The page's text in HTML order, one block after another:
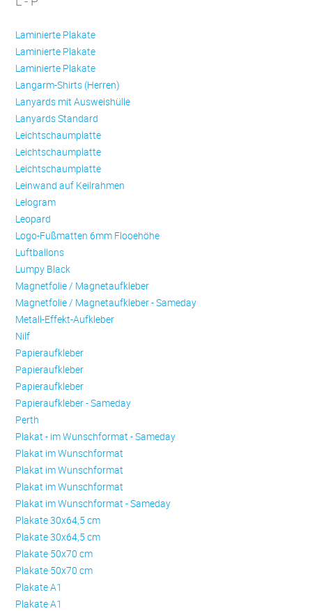
Laminierte Plakate
Laminierte Plakate
Laminierte Plakate
Langarm-Shirts (Herren)
Lanyards mit Ausweishülle
Lanyards Standard
Leichtschaumplatte
Leichtschaumplatte
Leichtschaumplatte
Leinwand auf Keilrahmen
Lelogram
Leopard
Logo-Fußmatten 6mm Flooehöhe
Luftballons
Lumpy Black
Magnetfolie / Magnetaufkleber
Magnetfolie / Magnetaufkleber - Sameday
Metall-Effekt-Aufkleber
Nilf
Papieraufkleber
Papieraufkleber
Papieraufkleber
Papieraufkleber - Sameday
Perth
Plakat - im Wunschformat - Sameday
Plakat im Wunschformat
Plakat im Wunschformat
Plakat im Wunschformat
Plakat im Wunschformat - Sameday
Plakate 30x64,5 cm
Plakate 30x64,5 cm
Plakate 50x70 cm
Plakate 50x70 cm
Plakate A1
Plakate A1